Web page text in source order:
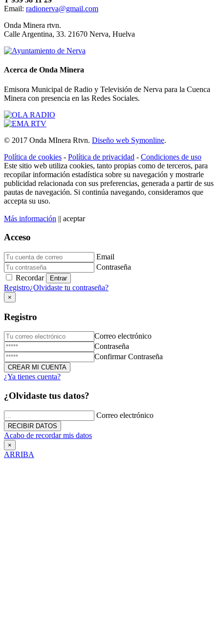
Ensayo solidario
Donación de Sangre
23 de Diciembre de 2025
Triduo Virgen Milagrosa
27 de Noviembre de 2025
Email: radionerva@gmail.com
Onda Minera rtvn.
Calle Argentina, 33. 21670 Nerva, Huelva
Acerca de Onda Minera
Emisora Municipal de Radio y Televisión de Nerva para la Cuenca
Minera con presencia en las Redes Sociales.
© 2017 Onda MInera Rtvn. Diseño web Symonline.
Política de cookies - Política de privacidad - Condiciones de uso
Este sitio web utiliza cookies, tanto propias como de terceros, para
recopilar información estadística sobre su navegación y mostrarle
publicidad relacionada con sus preferencias, generada a partir de sus
pautas de navegación. Si continúa navegando, consideramos que
accepta su uso.
Más información || aceptar
Acceso
Email
Contraseña
Recordar
Registro¿Olvidaste tu contraseña?
×
Registro
Correo electrónico
Contraseña
Confirmar Contraseña
¿Ya tienes cuenta?
¿Olvidaste tus datos?
Correo electrónico
Acabo de recordar mis datos
×
ARRIBA